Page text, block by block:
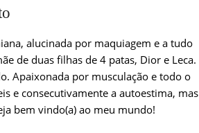
alucinada por maquiagem e a tudo
de duas filhas de 4 patas, Dior e Leca.
Apaixonada por musculação e todo o
e consecutivamente a autoestima, mas
bem vindo(a) ao meu mundo!